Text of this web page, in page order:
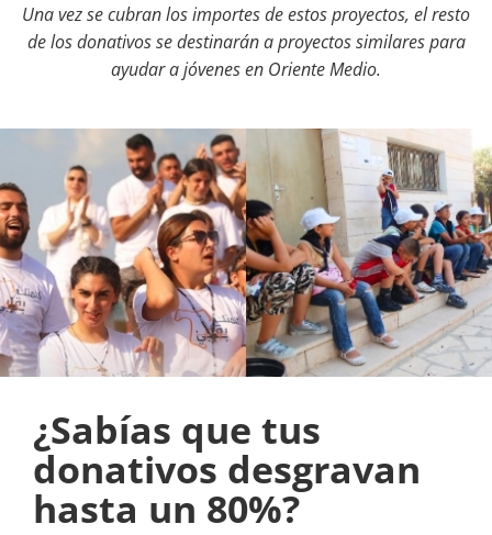
Una vez se cubran los importes de estos proyectos, el resto
de los donativos se destinarán a proyectos similares para
ayudar a jóvenes en Oriente Medio.
¿Sabías que tus
donativos desgravan
hasta un 80%?